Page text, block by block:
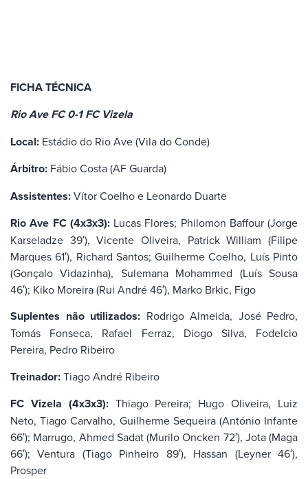
FICHA TÉCNICA
Rio Ave FC 0-1 FC Vizela
Local: Estádio do Rio Ave (Vila do Conde)
Árbitro: Fábio Costa (AF Guarda)
Assistentes:Vítor Coelho e Leonardo Duarte
Rio Ave FC (4x3x3):Lucas Flores; Philomon Baffour (Jorge
Karseladze 39′), Vicente Oliveira, Patrick William (Filipe
Marques 61′), Richard Santos; Guilherme Coelho, Luís Pinto
(Gonçalo Vidazinha), Sulemana Mohammed (Luís Sousa
46′); Kiko Moreira (Rui André 46′), Marko Brkic, Figo
Suplentes não utilizados: Rodrigo Almeida, José Pedro,
Tomás Fonseca, Rafael Ferraz, Diogo Silva, Fodelcio
Pereira, Pedro Ribeiro
Treinador:Tiago André Ribeiro
FC Vizela (4x3x3):Thiago Pereira; Hugo Oliveira, Luiz
Neto, Tiago Carvalho, Guilherme Sequeira (António Infante
66′); Marrugo, Ahmed Sadat (Murilo Oncken 72′), Jota (Maga
66′); Ventura (Tiago Pinheiro 89′), Hassan (Leyner 46′),
Prosper